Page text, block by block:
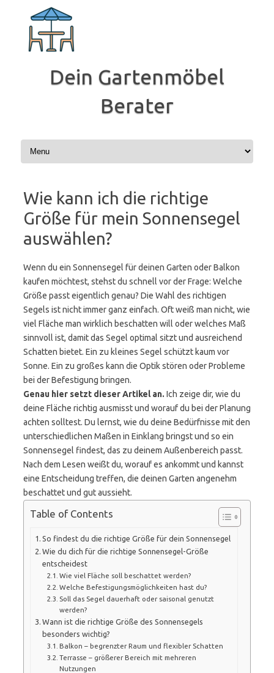
Inhalt
springen
Dein Gartenmöbel
Berater
Wie kann ich die richtige
Größe für mein Sonnensegel
auswählen?
Wenn du ein Sonnensegel für deinen Garten oder Balkon
kaufen möchtest, stehst du schnell vor der Frage: Welche
Größe passt eigentlich genau? Die Wahl des richtigen
Segels ist nicht immer ganz einfach. Oft weiß man nicht, wie
viel Fläche man wirklich beschatten will oder welches Maß
sinnvoll ist, damit das Segel optimal sitzt und ausreichend
Schatten bietet. Ein zu kleines Segel schützt kaum vor
Sonne. Ein zu großes kann die Optik stören oder Probleme
bei der Befestigung bringen.
Genau hier setzt dieser Artikel an. Ich zeige dir, wie du
deine Fläche richtig ausmisst und worauf du bei der Planung
achten solltest. Du lernst, wie du deine Bedürfnisse mit den
unterschiedlichen Maßen in Einklang bringst und so ein
Sonnensegel findest, das zu deinem Außenbereich passt.
Nach dem Lesen weißt du, worauf es ankommt und kannst
eine Entscheidung treffen, die deinen Garten angenehm
beschattet und gut aussieht.
Table of Contents
So findest du die richtige Größe für dein Sonnensegel
Wie du dich für die richtige Sonnensegel-Größe
entscheidest
Wie viel Fläche soll beschattet werden?
Welche Befestigungsmöglichkeiten hast du?
Soll das Segel dauerhaft oder saisonal genutzt
werden?
Wann ist die richtige Größe des Sonnensegels
besonders wichtig?
Balkon – begrenzter Raum und flexibler Schatten
Terrasse – größerer Bereich mit mehreren
Nutzungen